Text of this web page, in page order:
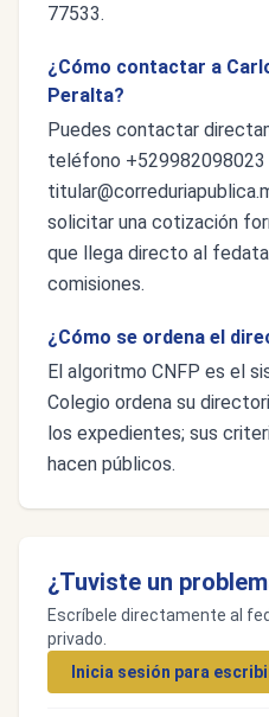
77533.
¿Cómo contactar a
Peralta?
Puedes contactar
teléfono
solicitar una cotización
que llega directo al
comisiones.
¿Cómo se ordena el
El algoritmo CNFP es el
Colegio ordena su
los expedientes; sus
hacen públicos.
¿Tuviste un
Escríbele directamente al
privado.
Inicia sesión para